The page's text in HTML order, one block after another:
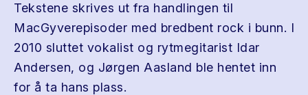
Tekstene skrives ut fra handlingen til
MacGyverepisoder med bredbent rock i bunn. I
2010 sluttet vokalist og rytmegitarist Idar
Andersen, og Jørgen Aasland ble hentet inn
for å ta hans plass.